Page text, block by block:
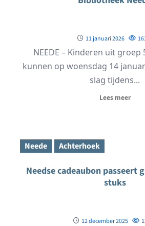
11 januari 2026
NEEDE – Kinderen uit
kunnen op woensdag 14
slag tijdens...
Lees meer
Neede Achterhoek
Needse cadeaubon passeert
stuks
12 december 2025